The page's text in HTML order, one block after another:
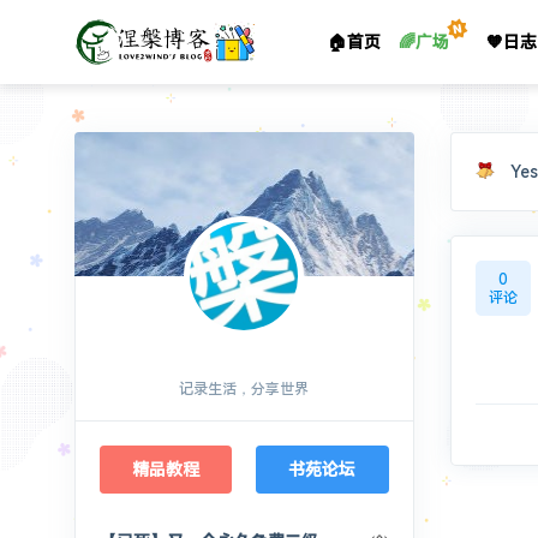
🏠首页 🌈广场 🧡日志
记录生活，分享世界
精品教程 书苑论坛
0
评论